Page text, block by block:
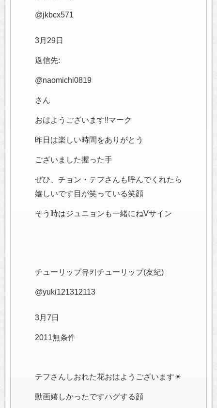
@jkbcx571
3月29日
返信先:
@naomichi0819
さん
おはようございます!!マーク
昨日は楽しい時間をありがとう
ございました握った手
ぜひ、チョン・テフさんも呼んでくれたら
嬉しいです目が笑っている笑顔
そう時はジュニョンも一緒にねVサイン
チューリップ유키チューリップ(友紀)
@yuki121312113
3月7日
2011無条件
テフさんしおれた花おはようございます☀
動画嬉しかったですハグする顔